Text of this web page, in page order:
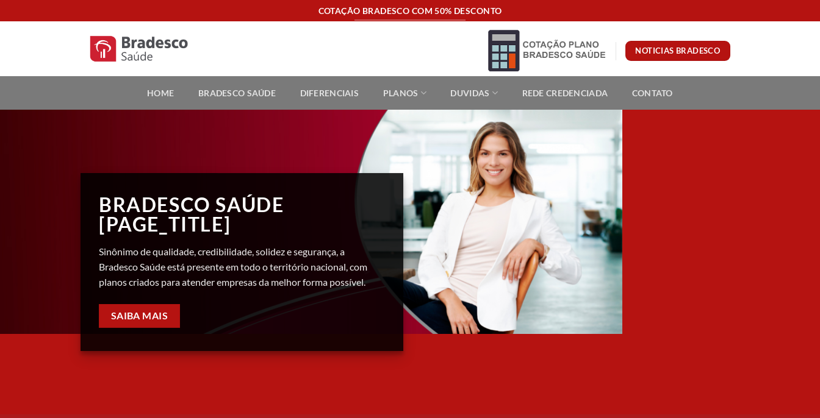
to
COTAÇÃO BRADESCO COM 50% DESCONTO
NOTICIAS BRADESCO
HOME BRADESCO SAÚDE DIFERENCIAIS PLANOS DUVIDAS REDE CREDENCIADA CONTATO
BRADESCO SAÚDE
[PAGE_TITLE]
Sinônimo de qualidade, credibilidade, solidez e segurança, a
Bradesco Saúde está presente em todo o território nacional, com
planos criados para atender empresas da melhor forma possível.
SAIBA MAIS